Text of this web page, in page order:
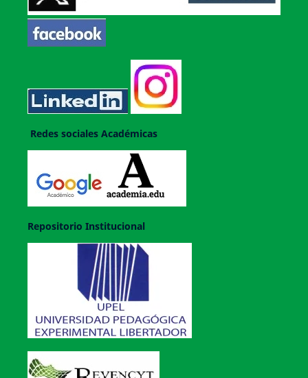
Redes sociales Académicas
Repositorio Institucional